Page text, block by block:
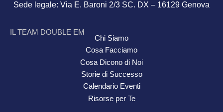
Sede legale: Via E. Baroni 2/3 SC. DX – 16129 Genova
IL TEAM DOUBLE EM
Chi Siamo
Cosa Facciamo
Cosa Dicono di Noi
Storie di Successo
Calendario Eventi
Risorse per Te